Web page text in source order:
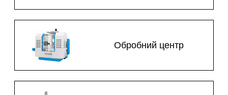
Обробний центр